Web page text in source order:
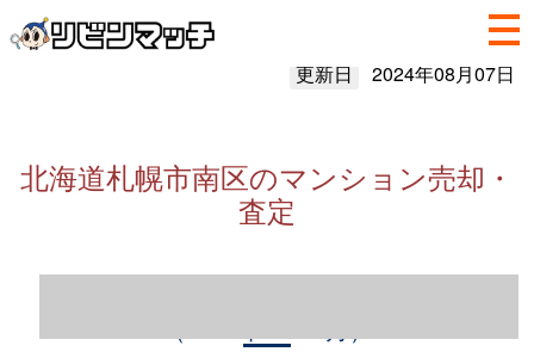
更新日 2024年08月07日
北海道札幌市南区のマンション売却・
査定